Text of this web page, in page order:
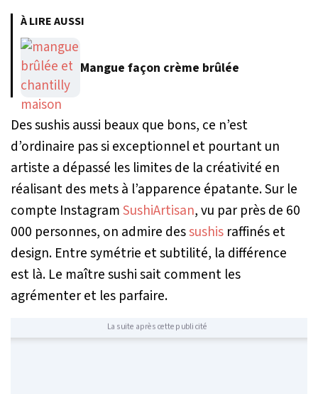
À LIRE AUSSI
Mangue façon crème brûlée
Des sushis aussi beaux que bons, ce n’est
d’ordinaire pas si exceptionnel et pourtant un
artiste a dépassé les limites de la créativité en
réalisant des mets à l’apparence épatante. Sur le
compte InstagramSushiArtisan, vu par près de 60
000 personnes, on admire dessushis raffinés et
design. Entre symétrie et subtilité, la différence
est là. Le maître sushi sait comment les
agrémenter et les parfaire.
La suite après cette publicité